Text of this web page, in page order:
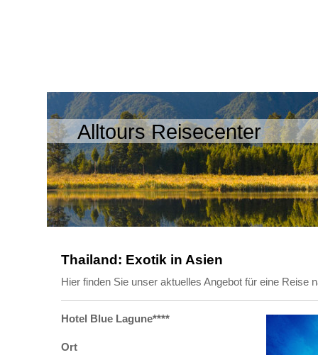
Alltours Reisecenter
Thailand: Exotik in Asien
Hier finden Sie unser aktuelles Angebot für eine Reise
Hotel Blue Lagune****
Ort